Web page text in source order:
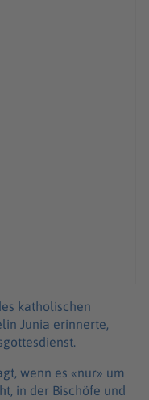
katholischen
Junia erinnerte,
wenn es «nur» um
in der Bischöfe und